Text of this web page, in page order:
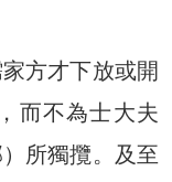
方才下放或開
而不為士大夫
所獨攬。及至